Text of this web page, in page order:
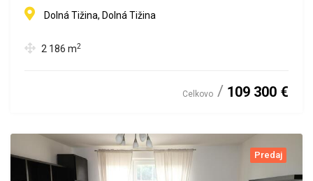
Dolná Tižina, Dolná Tižina
2 186 m2
Celkovo 109 300 €
Predaj